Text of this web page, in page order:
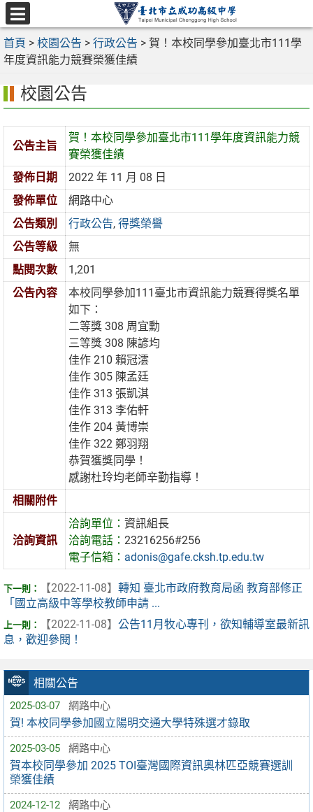
跳
至
主
要
區
選
單
首頁 > 校園公告 > 行政公告 > 賀！本校同學參加臺北市111學
年度資訊能力競賽榮獲佳績
相關公告
2025-03-07 網路中心
賀! 本校同學參加國立陽明交通大學特殊選才錄取
2025-03-05 網路中心
賀本校同學參加 2025 TOI臺灣國際資訊奧林匹亞競賽選訓
榮獲佳績
2024-12-12 網路中心
校園公告
公告主旨
賀！本校同學參加臺北市111學年度資訊能力競
賽榮獲佳績
發佈日期
2022 年 11 月 08 日
發佈單位
網路中心
公告類別
行政公告,得獎榮譽
公告等級
無
點閱次數
1,201
公告內容
本校同學參加111臺北市資訊能力競賽得獎名單
如下：
二等獎 308 周宜勳
三等獎 308 陳諺均
佳作 210 賴冠澐
佳作 305 陳孟廷
佳作 313 張凱淇
佳作 313 李佑軒
佳作 204 黃博崇
佳作 322 鄭羽翔
恭賀獲獎同學！
感謝杜玲均老師辛勤指導！
相關附件
洽詢資訊
洽詢單位：資訊組長
洽詢電話：23216256#256
電子信箱： adonis@gafe.cksh.tp.edu.tw
【2022-11-08】 轉知 臺北市政府教育局函 教育部修正
「國立高級中等學校教師申請 ...
【2022-11-08】 公告11月牧心專刊，欲知輔導室最新訊
息，歡迎參閱！